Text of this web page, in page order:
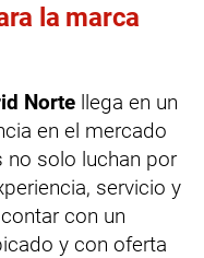
la marca
Norte llega en un
en el mercado
no solo luchan por
servicio y
con un
y con oferta